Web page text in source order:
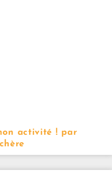
activité ! par